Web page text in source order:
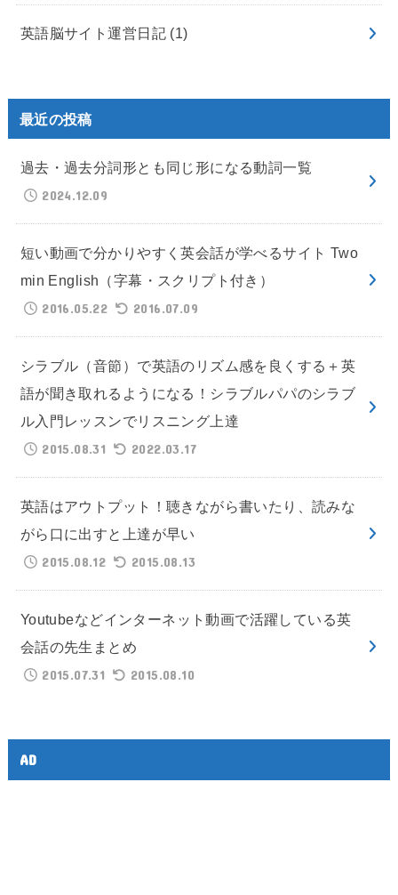
英語脳サイト運営日記 (1)
最近の投稿
過去・過去分詞形とも同じ形になる動詞一覧
2024.12.09
短い動画で分かりやすく英会話が学べるサイト Two
min English（字幕・スクリプト付き）
2016.05.22
2016.07.09
シラブル（音節）で英語のリズム感を良くする＋英
語が聞き取れるようになる！シラブルパパのシラブ
ル入門レッスンでリスニング上達
2015.08.31
2022.03.17
英語はアウトプット！聴きながら書いたり、読みな
がら口に出すと上達が早い
2015.08.12
2015.08.13
Youtubeなどインターネット動画で活躍している英
会話の先生まとめ
2015.07.31
2015.08.10
AD